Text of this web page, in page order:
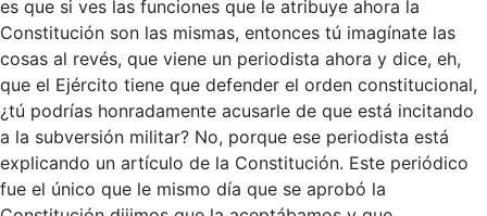
es que si ves las funciones que le atribuye ahora la
Constitución son las mismas, entonces tú imagínate las
cosas al revés, que viene un periodista ahora y dice, eh,
que el Ejército tiene que defender el orden constitucional,
¿tú podrías honradamente acusarle de que está incitando
a la subversión militar? No, porque ese periodista está
explicando un artículo de la Constitución. Este periódico
fue el único que le mismo día que se aprobó la